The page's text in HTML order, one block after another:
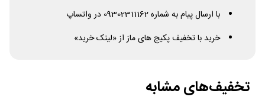
با ارسال پیام به شماره 09302311162 در واتساپ
خرید با تخفیف پکیج های ماز از «لینک خرید»
تخفیف‌های مشابه